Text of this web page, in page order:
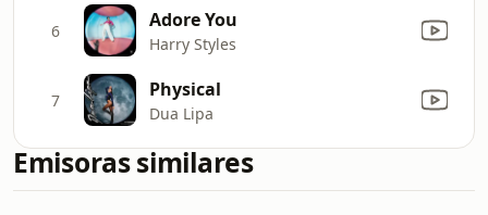
6 Adore You
Harry Styles
7 Physical
Dua Lipa
Emisoras similares